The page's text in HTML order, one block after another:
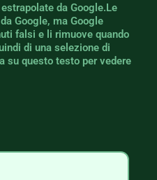
da Google.Le
Google, ma Google
falsi e li rimuove quando
di una selezione di
su questo testo per vedere